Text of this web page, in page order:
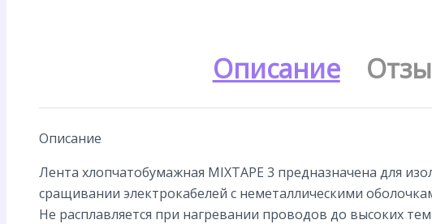
Описание
Описание
Лента хлопчатобумажная MIXTAPE 3 предназначена для
сращивании электрокабелей с неметаллическими
Не расплавляется при нагревании проводов до высоких